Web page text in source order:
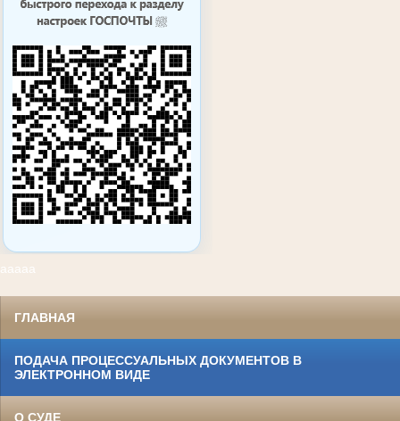
ааааа
ГЛАВНАЯ
ПОДАЧА ПРОЦЕССУАЛЬНЫХ ДОКУМЕНТОВ В
ЭЛЕКТРОННОМ ВИДЕ
О СУДЕ